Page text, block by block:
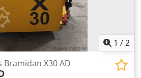
1 /2
X30 AD